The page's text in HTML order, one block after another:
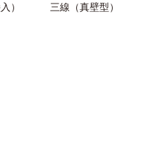
） 三線（真壁型）